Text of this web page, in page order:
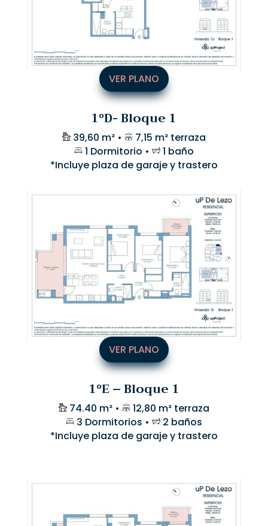
VER PLANO
1ºD- Bloque 1
39,60 m² •
7,15 m² terraza
1 Dormitorio •
1 baño
*Incluye plaza de garaje y trastero
VER PLANO
1ºE – Bloque 1
74.40 m² •
12,80 m² terraza
3 Dormitorios •
2 baños
*Incluye plaza de garaje y trastero